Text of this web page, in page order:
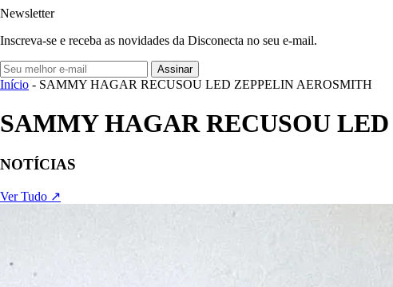
Newsletter
Inscreva-se e receba as novidades da Disconecta no seu e-mail.
Assinar
Início - SAMMY HAGAR RECUSOU LED ZEPPELIN AEROSMITH
SAMMY HAGAR RECUSOU
NOTÍCIAS
Ver Tudo ↗